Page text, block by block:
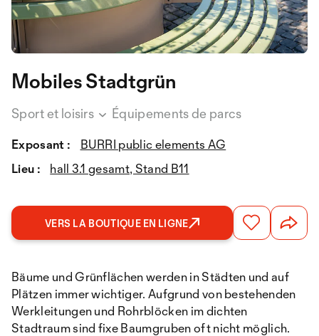
Mobiles Stadtgrün
Sport et loisirs Équipements de parcs
Exposant :
BURRI public elements AG
Lieu :
hall 3.1 gesamt, Stand B11
VERS LA BOUTIQUE EN LIGNE
Bäume und Grünflächen werden in Städten und auf
Plätzen immer wichtiger. Aufgrund von bestehenden
Werkleitungen und Rohrblöcken im dichten
Stadtraum sind fixe Baumgruben oft nicht möglich.